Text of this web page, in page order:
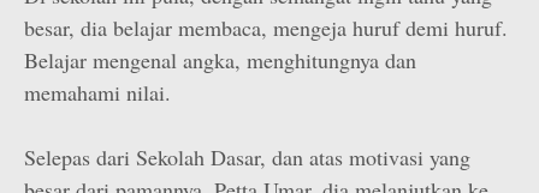
besar, dia belajar membaca, mengeja huruf demi huruf.
Belajar mengenal angka, menghitungnya dan
memahami nilai.
Selepas dari Sekolah Dasar, dan atas motivasi yang